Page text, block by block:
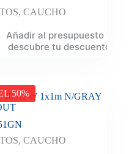
,CAUCHO
Añadir al presupuesto y
descubre tu descuento
50%
AFW 1x1m N/GRAY
,CAUCHO